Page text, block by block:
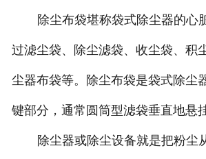
除尘布袋堪称袋式除尘器的心
过滤尘袋、除尘滤袋、收尘袋、积
尘器布袋等。除尘布袋是袋式除尘
键部分，通常圆筒型滤袋垂直地悬
除尘器或除尘设备就是把粉尘